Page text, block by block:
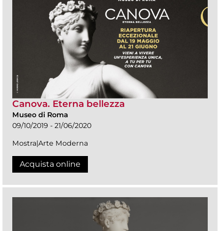
Canova. Eterna bellezza
Museo di Roma
09/10/2019 - 21/06/2020
Mostra|Arte Moderna
Acquista online